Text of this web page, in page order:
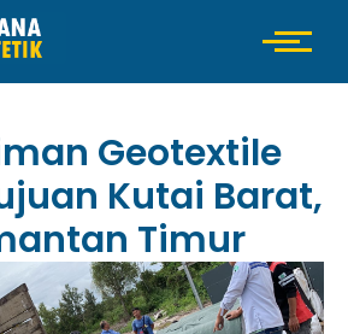
Geotextile
Kutai Barat,
Timur